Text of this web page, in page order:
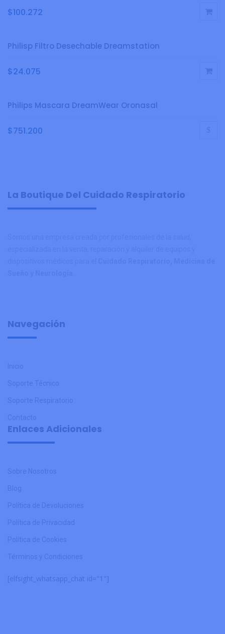
$100.272
Philisp Filtro Desechable Dreamstation
$24.075
Philips Mascara DreamWear Oronasal
$751.200
La Boutique Del Cuidado Respiratorio
Navegación
Inicio
Soporte Técnico
Soporte Respiratorio
Contacto
Enlaces Adicionales
Sobre Nosotros
Blog
Política de Devoluciones
Política de Privacidad
Política de Cookies
Términos y Condiciones
[elfsight_whatsapp_chat id="1"]